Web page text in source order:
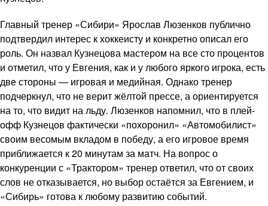
Главный тренер «Сибири» Ярослав Люзенков публично
подтвердил интерес к хоккеисту и конкретно описал его
роль. Он назвал Кузнецова мастером на все сто процентов
и отметил, что у Евгения, как и у любого яркого игрока, есть
две стороны — игровая и медийная. Однако тренер
подчеркнул, что не верит жёлтой прессе, а ориентируется
на то, что видит на льду. Люзенков напомнил, что в плей-
офф Кузнецов фактически «похоронил» «Автомобилист»
своим весомым вкладом в победу, а его игровое время
приближается к 20 минутам за матч. На вопрос о
конкуренции с «Трактором» тренер ответил, что от своих
слов не отказывается, но выбор остаётся за Евгением, и
«Сибирь» готова к любому развитию событий.